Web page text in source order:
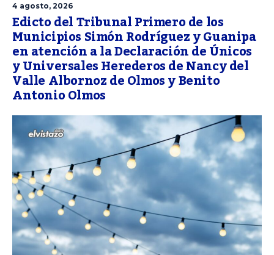
4 agosto, 2026
Edicto del Tribunal Primero de los
Municipios Simón Rodríguez y Guanipa
en atención a la Declaración de Únicos
y Universales Herederos de Nancy del
Valle Albornoz de Olmos y Benito
Antonio Olmos